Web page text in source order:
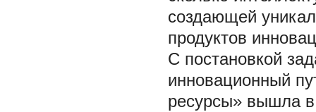
создающей
продуктов
С постановкой
инновационный
ресурсы» вышла